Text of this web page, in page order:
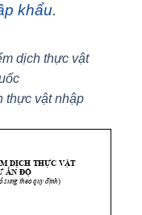
khẩu.
dịch thực vật
thực vật nhập